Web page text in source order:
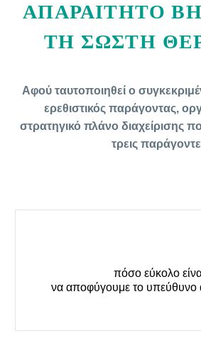
ΑΠΑΡΑΙΤΗΤΟ
ΤΗ ΣΩΣΤΗ
Αφού ταυτοποιηθεί ο
ερεθιστικός παράγοντας,
στρατηγικό πλάνο διαχείρισης
τρεις
πόσο εύκολο
να αποφύγουμε το υπεύθυνο